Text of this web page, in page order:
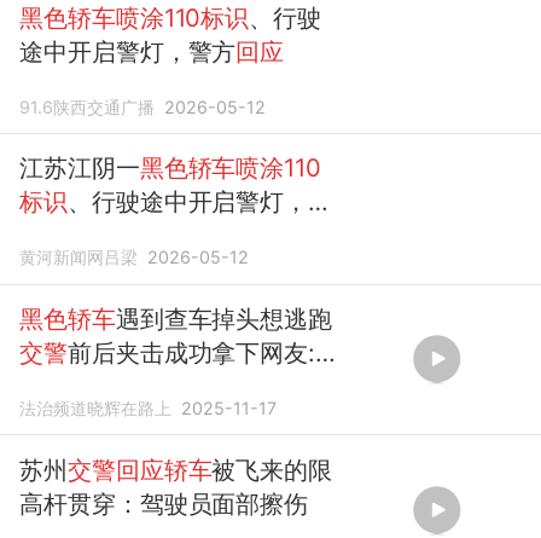
黑色轿车喷涂110标识、行驶
途中开启警灯，警方回应
91.6陕西交通广播 2026-05-12
江苏江阴一黑色轿车喷涂110
标识、行驶途中开启警灯，且
黄河新闻网吕梁 2026-05-12
黑色轿车遇到查车掉头想逃跑
交警前后夹击成功拿下网友:喝
法治频道晓辉在路上 2025-11-17
苏州交警回应轿车被飞来的限
高杆贯穿：驾驶员面部擦伤